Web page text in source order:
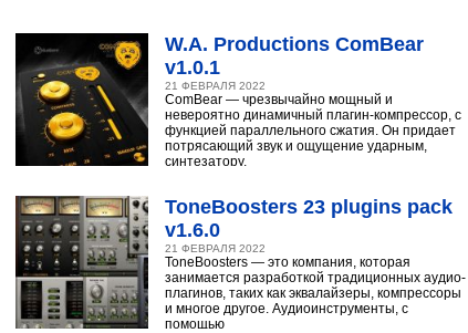
W.A. Productions ComBear
v1.0.1
21 ФЕВРАЛЯ 2022
ComBear — чрезвычайно мощный и
невероятно динамичный плагин-компрессор, с
функцией параллельного сжатия. Он придает
потрясающий звук и ощущение ударным,
синтезатору,
ToneBoosters 23 plugins pack
v1.6.0
21 ФЕВРАЛЯ 2022
ToneBoosters — это компания, которая
занимается разработкой традиционных аудио-
плагинов, таких как эквалайзеры, компрессоры
и многое другое. Аудиоинструменты, с
помощью